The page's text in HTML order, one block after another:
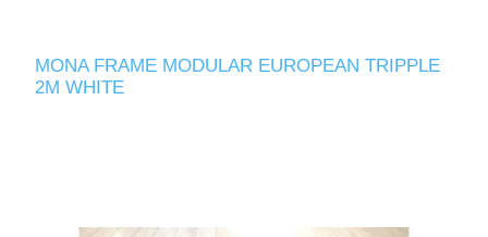
MONA FRAME MODULAR EUROPEAN TRIPPLE
2M WHITE